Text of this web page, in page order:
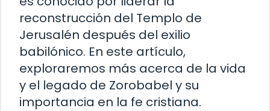
reconstrucción del Templo de
Jerusalén después del exilio
babilónico. En este artículo,
exploraremos más acerca de la vida
y el legado de Zorobabel y su
importancia en la fe cristiana.